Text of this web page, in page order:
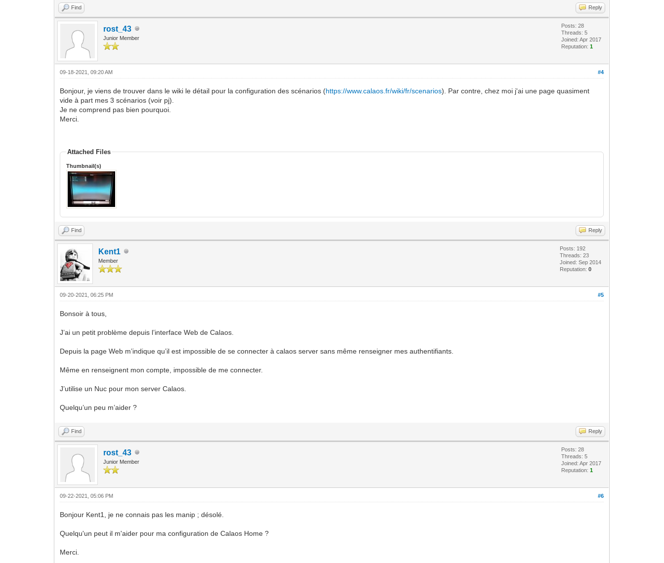
Find Reply
rost_43
Junior Member
Posts: 28
Threads: 5
Joined: Apr 2017
Reputation:1
#4
09-18-2021, 09:20 AM
Bonjour, je viens de trouver dans le wiki le détail pour la configuration des scénarios (https://www.calaos.fr/wiki/fr/scenarios). Par contre, chez moi j'ai une page quasiment
vide à part mes 3 scénarios (voir pj).
Je ne comprend pas bien pourquoi.
Merci.
Attached Files
Thumbnail(s)
Find Reply
Kent1
Member
Posts: 192
Threads: 23
Joined: Sep 2014
Reputation:0
#5
09-20-2021, 06:25 PM
Bonsoir à tous,
J’ai un petit problème depuis l’interface Web de Calaos.
Depuis la page Web m’indique qu’il est impossible de se connecter à calaos server sans même renseigner mes authentifiants.
Même en renseignent mon compte, impossible de me connecter.
J’utilise un Nuc pour mon server Calaos.
Quelqu’un peu m’aider ?
Find Reply
rost_43
Junior Member
Posts: 28
Threads: 5
Joined: Apr 2017
Reputation:1
#6
09-22-2021, 05:06 PM
Bonjour Kent1, je ne connais pas les manip ; désolé.
Quelqu'un peut il m'aider pour ma configuration de Calaos Home ?
Merci.